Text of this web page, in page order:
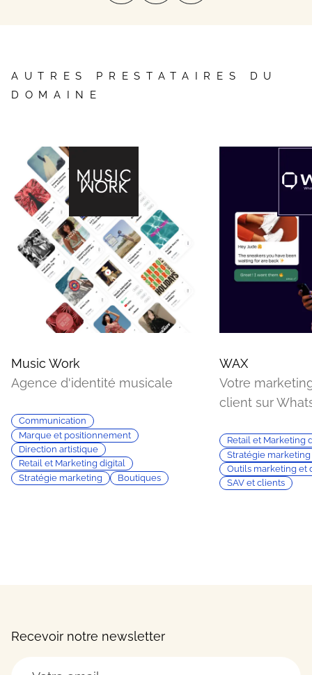
AUTRES PRESTATAIRES DU
DOMAINE
Music Work
Agence d'identité musicale
Communication
Marque et positionnement
Direction artistique
Retail et Marketing digital
Stratégie marketing
Boutiques
WAX
Votre
client sur
Retail et Marketing
Stratégie marketing
Outils marketing et
SAV et clients
Recevoir notre newsletter